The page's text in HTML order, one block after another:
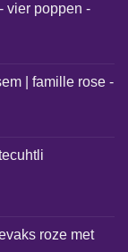
vier poppen -
| famille rose -
roze met